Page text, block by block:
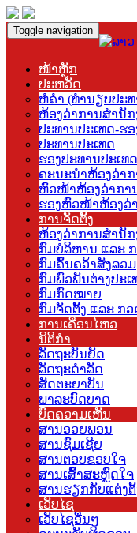
Toggle navigation
ໜ້າຫຼັກ
ປະຫວັດ
ຫໍຄຳ (ທຳນຽບປະທ
ຫ້ອງວ່າການສຳນັກ
ປະທານປະເທດ-ຮ
ປະທານປະເທດ
ຮອງປະທານປະເທດ
ຄະນະນຳຫ້ອງວ່າ
ຫົວໜ້າຫ້ອງວ່າກາ
ຮອງຫົວໜ້າຫ້ອງວ່
ການຈັດຕັ້ງ
ຫ້ອງວ່າການສຳນັກ
ກົມບໍລິຫານ ແລະ ກ
ກົມຄົ້ນຄວ້າສັງລວມ
ກົມພົວພັນຕ່າງປະເ
ກົມກົດໝາຍ
ກົມຈັດຕັ້ງ ແລະ ກວ
ການເຄື່ອນໄຫວ
ນິຕິກຳ
ລັດຖະບັນຍັດ
ລັດຖະດຳລັດ
ສັດຕະຍາບັນ
ພາລະບົດບາດ
ບົດຄວາມເຫັນ
ສານອວຍພອນ
ສານຊົມເຊີຍ
ສານຕອບຂອບໃຈ
ສານເສົ້າສະຫຼົດໃຈ
ສານຮຽກກັບແຕ່ງຕັ້
ເວັບໄຊ
ເວັບໄຊອື່ນໆ